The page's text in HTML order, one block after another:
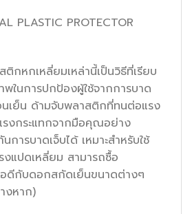
PLASTIC PROTECTOR
กหกเหลี่ยมเหล่านี้เป็นวิธีที่เรียบ
พในการปกป้องผู้ใช้จากการบาด
อนเย็น ด้ามจับพลาสติกที่ทนต่อแรง
รงกระแทกจากมือคุณอย่าง
ารบาดเจ็บได้ เหมาะสำหรับใช้
แปดเหลี่ยม สามารถซื้อ
ดีกับดอกสกัดเย็นขนาดต่างๆ
งหาก)